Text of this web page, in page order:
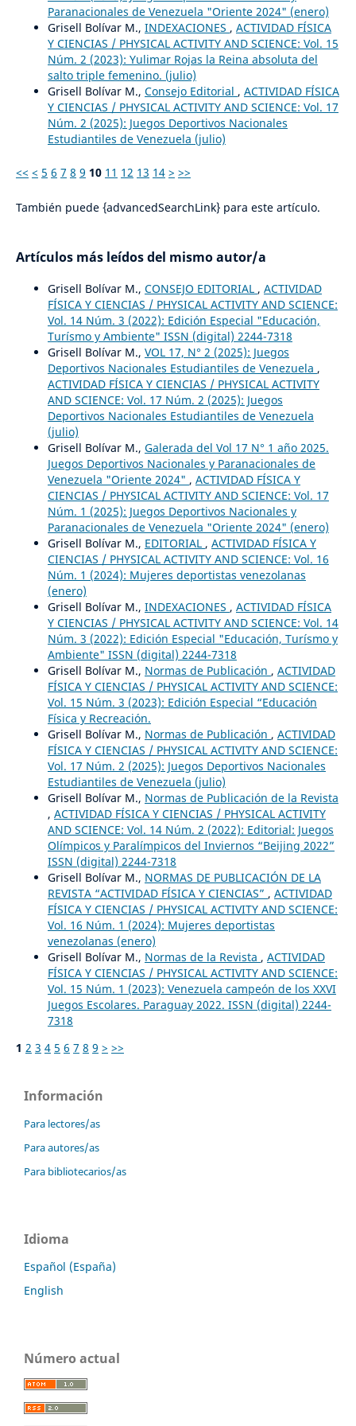
Paranacionales de Venezuela "Oriente 2024" (enero)
Grisell Bolívar M., INDEXACIONES , ACTIVIDAD FÍSICA
Y CIENCIAS / PHYSICAL ACTIVITY AND SCIENCE: Vol. 15
Núm. 2 (2023): Yulimar Rojas la Reina absoluta del
salto triple femenino. (julio)
Grisell Bolívar M., Consejo Editorial , ACTIVIDAD FÍSICA
Y CIENCIAS / PHYSICAL ACTIVITY AND SCIENCE: Vol. 17
Núm. 2 (2025): Juegos Deportivos Nacionales
Estudiantiles de Venezuela (julio)
<< < 5 6 7 8 9 10 11 12 13 14 > >>
También puede {advancedSearchLink} para este artículo.
Artículos más leídos del mismo autor/a
Grisell Bolívar M., CONSEJO EDITORIAL , ACTIVIDAD
FÍSICA Y CIENCIAS / PHYSICAL ACTIVITY AND SCIENCE:
Vol. 14 Núm. 3 (2022): Edición Especial "Educación,
Turísmo y Ambiente" ISSN (digital) 2244-7318
Grisell Bolívar M., VOL 17, N° 2 (2025): Juegos
Deportivos Nacionales Estudiantiles de Venezuela ,
ACTIVIDAD FÍSICA Y CIENCIAS / PHYSICAL ACTIVITY
AND SCIENCE: Vol. 17 Núm. 2 (2025): Juegos
Deportivos Nacionales Estudiantiles de Venezuela
(julio)
Grisell Bolívar M., Galerada del Vol 17 N° 1 año 2025.
Juegos Deportivos Nacionales y Paranacionales de
Venezuela "Oriente 2024" , ACTIVIDAD FÍSICA Y
CIENCIAS / PHYSICAL ACTIVITY AND SCIENCE: Vol. 17
Núm. 1 (2025): Juegos Deportivos Nacionales y
Paranacionales de Venezuela "Oriente 2024" (enero)
Grisell Bolívar M., EDITORIAL , ACTIVIDAD FÍSICA Y
CIENCIAS / PHYSICAL ACTIVITY AND SCIENCE: Vol. 16
Núm. 1 (2024): Mujeres deportistas venezolanas
(enero)
Grisell Bolívar M., INDEXACIONES , ACTIVIDAD FÍSICA
Y CIENCIAS / PHYSICAL ACTIVITY AND SCIENCE: Vol. 14
Núm. 3 (2022): Edición Especial "Educación, Turísmo y
Ambiente" ISSN (digital) 2244-7318
Grisell Bolívar M., Normas de Publicación , ACTIVIDAD
FÍSICA Y CIENCIAS / PHYSICAL ACTIVITY AND SCIENCE:
Vol. 15 Núm. 3 (2023): Edición Especial “Educación
Física y Recreación.
Grisell Bolívar M., Normas de Publicación , ACTIVIDAD
FÍSICA Y CIENCIAS / PHYSICAL ACTIVITY AND SCIENCE:
Vol. 17 Núm. 2 (2025): Juegos Deportivos Nacionales
Estudiantiles de Venezuela (julio)
Grisell Bolívar M., Normas de Publicación de la Revista
, ACTIVIDAD FÍSICA Y CIENCIAS / PHYSICAL ACTIVITY
AND SCIENCE: Vol. 14 Núm. 2 (2022): Editorial: Juegos
Olímpicos y Paralímpicos del Inviernos “Beijing 2022”
ISSN (digital) 2244-7318
Grisell Bolívar M., NORMAS DE PUBLICACIÓN DE LA
REVISTA “ACTIVIDAD FÍSICA Y CIENCIAS” , ACTIVIDAD
FÍSICA Y CIENCIAS / PHYSICAL ACTIVITY AND SCIENCE:
Vol. 16 Núm. 1 (2024): Mujeres deportistas
venezolanas (enero)
Grisell Bolívar M., Normas de la Revista , ACTIVIDAD
FÍSICA Y CIENCIAS / PHYSICAL ACTIVITY AND SCIENCE:
Vol. 15 Núm. 1 (2023): Venezuela campeón de los XXVI
Juegos Escolares. Paraguay 2022. ISSN (digital) 2244-
7318
1 2 3 4 5 6 7 8 9 > >>
Información
Para lectores/as
Para autores/as
Para bibliotecarios/as
Idioma
Español (España)
English
Número actual